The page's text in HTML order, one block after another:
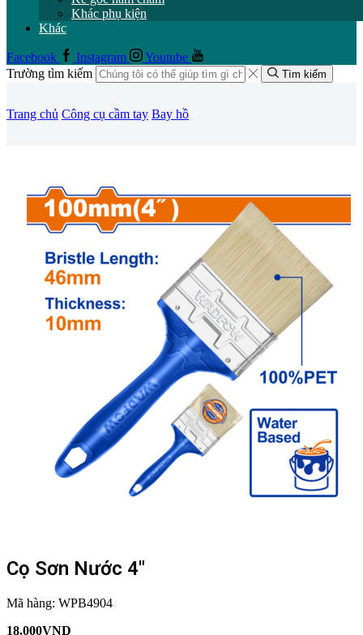
Khác phụ kiện
Khác
Facebook Instagram
Youtube
Trường tìm kiếm
Tìm kiếm
Trang chủ Công cụ cầm tay Bay hồ
Cọ Sơn Nước 4″
Mã hàng: WPB4904
18,000VND